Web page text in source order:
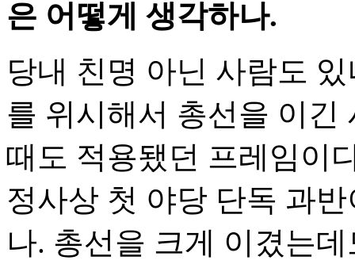
은 어떻게 생각하나.
당내 친명 아닌 사람도
를 위시해서 총선을 이긴
때도 적용됐던 프레임이
정사상 첫 야당 단독 과
나. 총선을 크게 이겼는